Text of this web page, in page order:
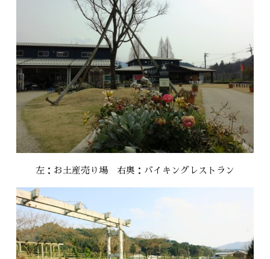
左：お土産売り場 右奥：バイキングレストラン